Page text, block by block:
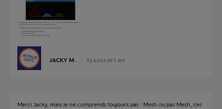
JACKY M. il y a plus de 5 ans
Merci Jacky, mais je ne comprends toujours pas : Mesh ou pas Mesh, ces